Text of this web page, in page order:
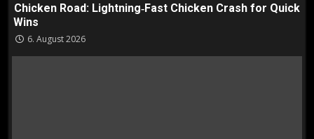
Chicken Road: Lightning‑Fast Chicken Crash for Quick
Wins
6. August 2026